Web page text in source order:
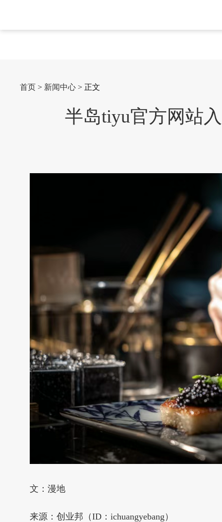
首页 > 新闻中心 > 正文
半岛tiyu官方网站
文：漫地
来源：创业邦（ID：ichuangyebang）